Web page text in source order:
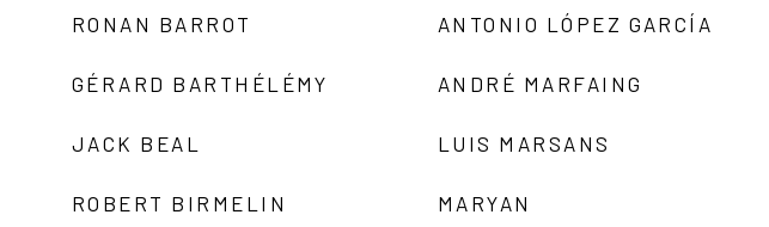
RONAN BARROT
GÉRARD BARTHÉLÉMY
JACK BEAL
ROBERT BIRMELIN
ANTONIO LÓPEZ GARCÍA
ANDRÉ MARFAING
LUIS MARSANS
MARYAN